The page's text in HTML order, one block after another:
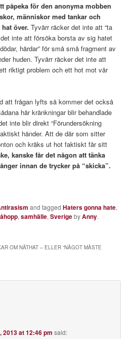
påpeka för den anonyma mobben
människor med tankar och
över. Tyvärr räcker det inte att “ta
inte att försöka borsta av sig hatet
härdar” för små små fragment av
huden. Tyvärr räcker det inte att
riktigt problem och ett hot mot vår
att frågan lyfts så kommer det också
här kränkningar blir behandlade
inte blir direkt “Förundersökning
händer. Att de där som sitter
och kräks ut hot faktiskt får sitt
kanske får det någon att tänka
innan de trycker på “skicka”.
and taggedHaters gonna hate,
,samhälle,SverigebyAnny.
OM NÄTHAT – ELLER “NÅGOT MÅSTE
2013 at 12:46 pm said: